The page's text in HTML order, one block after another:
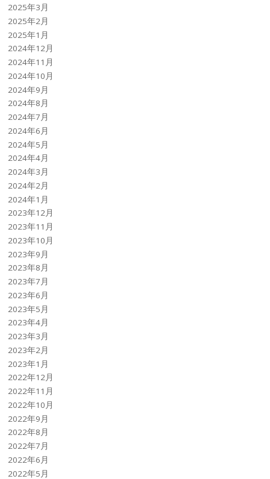
2025年3月
2025年2月
2025年1月
2024年12月
2024年11月
2024年10月
2024年9月
2024年8月
2024年7月
2024年6月
2024年5月
2024年4月
2024年3月
2024年2月
2024年1月
2023年12月
2023年11月
2023年10月
2023年9月
2023年8月
2023年7月
2023年6月
2023年5月
2023年4月
2023年3月
2023年2月
2023年1月
2022年12月
2022年11月
2022年10月
2022年9月
2022年8月
2022年7月
2022年6月
2022年5月